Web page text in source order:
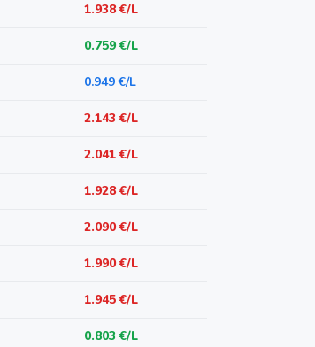
1.938 €/L
0.759 €/L
0.949 €/L
2.143 €/L
2.041 €/L
1.928 €/L
2.090 €/L
1.990 €/L
1.945 €/L
0.803 €/L